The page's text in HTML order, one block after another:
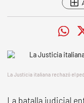
La Justicia italiana rechazó el
La batalla judicial